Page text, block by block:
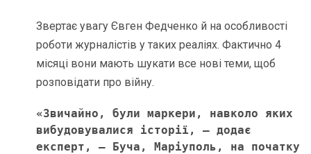
Звертає увагу Євген Федченко й на особливості
роботи журналістів у таких реаліях. Фактично 4
місяці вони мають шукати все нові теми, щоб
розповідати про війну.
«Звичайно, були маркери, навколо яких
вибудовувалися історії, – додає
експерт, – Буча, Маріуполь, на початку